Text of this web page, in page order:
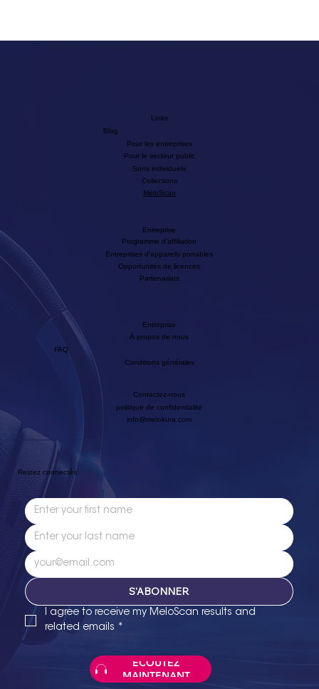
Links
Blog
Pour les entreprises
Pour le secteur public
Sons individuels
Collections
MéloScan
Entreprise
Opportunités de licences
Partenariats
Entreprises d'appareils portables
Programme d'affiliation
Entreprise
Conditions générales
politique de confidentialité
À propos de nous
FAQ
Contactez-nous
info@melokura.com
Restez connectés
S'ABONNER
I agree to receive my MeloScan results and
related emails *
ÉCOUTEZ
MAINTENANT